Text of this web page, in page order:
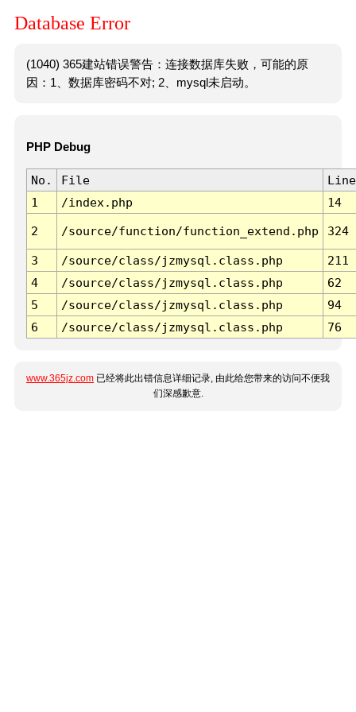
Database Error
(1040) 365建站错误警告：连接数据库失败，可能的原
因：1、数据库密码不对; 2、mysql未启动。
PHP Debug
No. File
Line
1
/index.php 14
2 /source/function/function_extend.php 324
3 /source/class/jzmysql.class.php
211
4
/source/class/jzmysql.class.php
62
5
/source/class/jzmysql.class.php
94
6
/source/class/jzmysql.class.php 76
www.365jz.com 已经将此出错信息详细记录, 由此给您带来的访问不便我
们深感歉意.